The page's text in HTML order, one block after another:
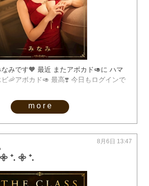
みです🧡 最近 またアボカド🥑に ハマ
ビ🦐アボカド🥑 最高❣️ 今日もログインで
more
⁺. 𖧷 ⁺.
8月6日 13:47